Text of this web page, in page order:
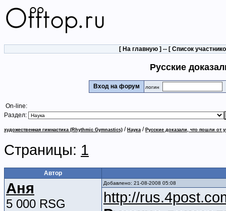
[ На главную ] -- [ Список
Русские
Вход на форум логин
On-line:
Раздел:
художественная гимнастика (Rhythmic Gymnastics) / Наука / Русские доказали, что пошли от
Страницы: 1
Автор
Аня
5 000 RSG
Добавлено: 21-08-2008 05:08
http://